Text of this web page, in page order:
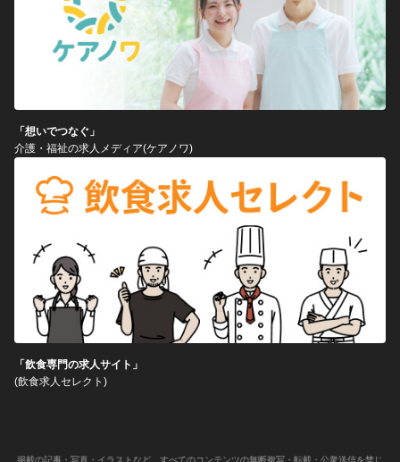
「想いでつなぐ」
介護・福祉の求人メディア(ケアノワ)
「飲食専門の求人サイト」
(飲食求人セレクト)
掲載の記事・写真・イラストなど、すべてのコンテンツの無断複写・転載・公衆送信を禁じ